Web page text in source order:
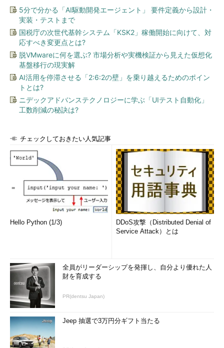
5分で分かる「AI駆動開発エージェント」 要件定義から設計・
実装・テストまで
国税庁の次世代基幹システム「KSK2」稼働開始に向けて、対
応すべき変更点とは?
脱VMwareに何を選ぶ? 市場分析や実機検証から見えた仮想化
基盤移行の現実解
AI活用を停滞させる「2:6:2の壁」を乗り越えるためのポイン
トとは?
ニデックアドバンステクノロジーに学ぶ「UIテスト自動化」
工数削減の秘訣は?
チェックしておきたい人気記事
Hello Python (1/3)
DDoS攻撃（Distributed Denial of
Service Attack）とは
全員がリーダーシップを発揮し、自分より優れた人
財を育成する
PR(dentsu Japan)
Jeep 抽選で3万円分ギフト当たる